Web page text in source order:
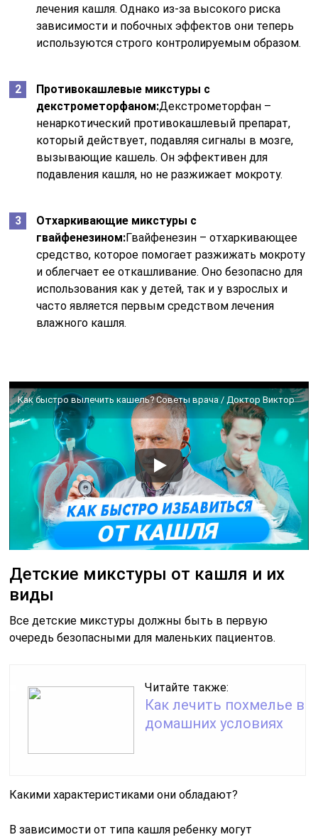
лечения кашля. Однако из-за высокого риска
зависимости и побочных эффектов они теперь
используются строго контролируемым образом.
Противокашлевые микстуры с
декстрометорфаном:Декстрометорфан –
ненаркотический противокашлевый препарат,
который действует, подавляя сигналы в мозге,
вызывающие кашель. Он эффективен для
подавления кашля, но не разжижает мокроту.
Отхаркивающие микстуры с
гвайфенезином:Гвайфенезин – отхаркивающее
средство, которое помогает разжижать мокроту
и облегчает ее откашливание. Оно безопасно для
использования как у детей, так и у взрослых и
часто является первым средством лечения
влажного кашля.
Как быстро вылечить кашель? Советы врача / Доктор Виктор
Детские микстуры от кашля и их
виды
Все детские микстуры должны быть в первую
очередь безопасными для маленьких пациентов.
Читайте также:
Как лечить похмелье в
домашних условиях
Какими характеристиками они обладают?
В зависимости от типа кашля ребенку могут